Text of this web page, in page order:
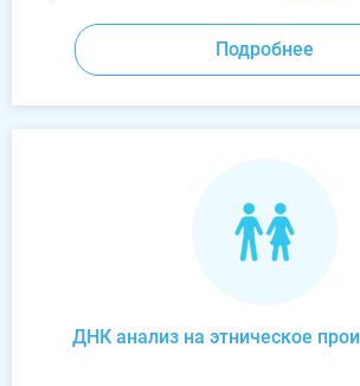
Подробнее
ДНК анализ на этническое